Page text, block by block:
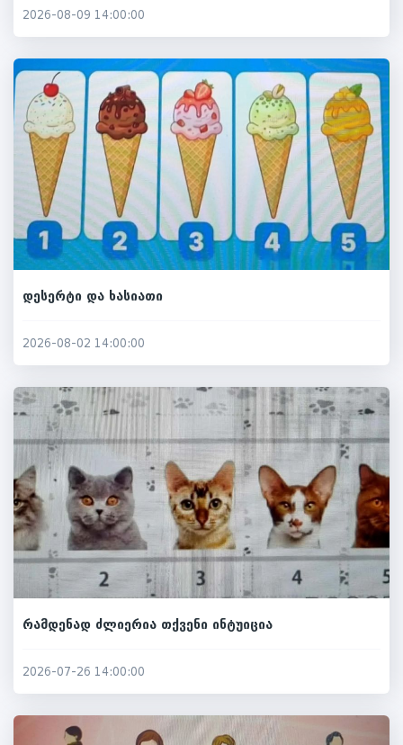
2026-08-09 14:00:00
დესერტი და ხასიათი
2026-08-02 14:00:00
რამდენად ძლიერია თქვენი ინტუიცია
2026-07-26 14:00:00